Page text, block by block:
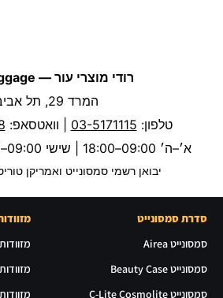
רודי מוצרי עור — My Luggage
המרד 29, תל אביב
טלפון: 03-5171115 | וואטסאפ:
א׳–ה׳ 09:00–18:00 | שישי 09:00–16:00 | שבת סגור
יבואן רשמי סמסונייט ואמריקן
סדרת סמסונייט
סמסונייט Airea
סמסונייט Beauty Case
סמסונייט C-Lite Cosmolite
מזוודות
מזוודות
מזוודות